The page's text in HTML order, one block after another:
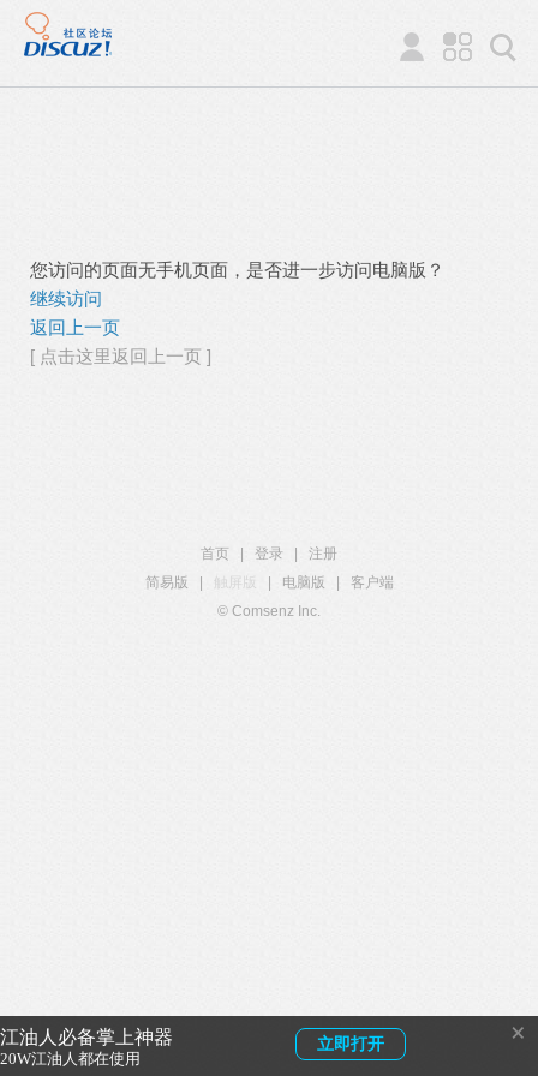
江油人必备掌上神器
20W江油人都在使用
立即打开 ×
您访问的页面无手机页面，是否进一步访问电脑版？
继续访问
返回上一页
[ 点击这里返回上一页 ]
首页 登录
注册
简易版
触屏版 电脑版
客户端
© Comsenz Inc.